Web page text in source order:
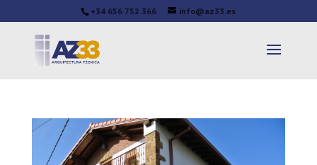
+34 656 752 366 info@az33.es